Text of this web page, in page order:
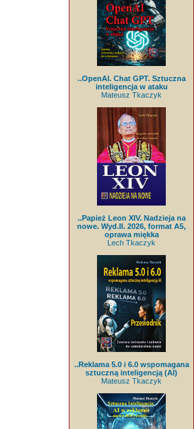
..OpenAI. Chat GPT. Sztuczna
inteligencja w ataku
Mateusz Tkaczyk
..Papież Leon XIV. Nadzieja na
nowe. Wyd.II. 2026, format A5,
oprawa miękka
Lech Tkaczyk
..Reklama 5.0 i 6.0 wspomagana
sztuczną inteligencją (AI)
Mateusz Tkaczyk